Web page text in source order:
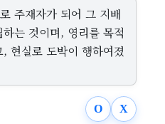
주재자가 되어 그 지배
는 것이며, 영리를 목적
현실로 도박이 행하여졌
O X